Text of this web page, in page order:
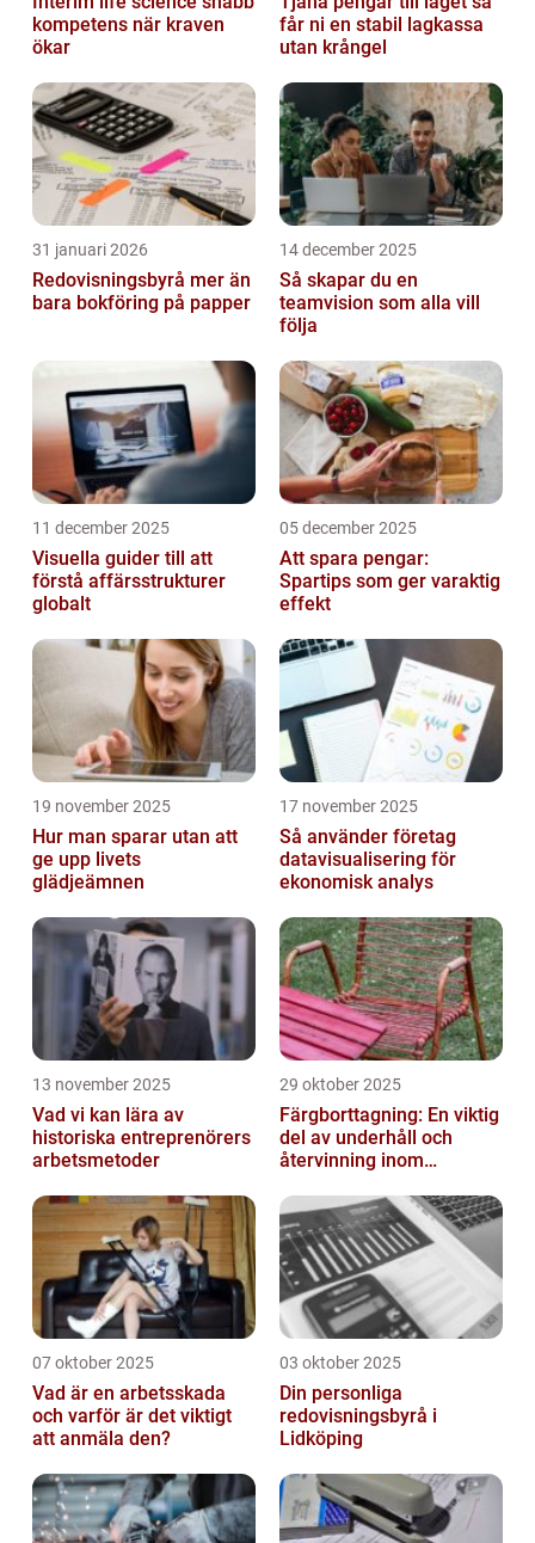
kompetens när kraven
ökar
får ni en stabil lagkassa
utan krångel
31 januari 2026
Redovisningsbyrå mer än
bara bokföring på papper
14 december 2025
Så skapar du en
teamvision som alla vill
följa
11 december 2025
Visuella guider till att
förstå affärsstrukturer
globalt
05 december 2025
Att spara pengar:
Spartips som ger varaktig
effekt
19 november 2025
Hur man sparar utan att
ge upp livets
glädjeämnen
17 november 2025
Så använder företag
datavisualisering för
ekonomisk analys
13 november 2025
Vad vi kan lära av
historiska entreprenörers
arbetsmetoder
29 oktober 2025
Färgborttagning: En viktig
del av underhåll och
återvinning inom
07 oktober 2025
Vad är en arbetsskada
och varför är det viktigt
att anmäla den?
03 oktober 2025
Din personliga
redovisningsbyrå i
Lidköping